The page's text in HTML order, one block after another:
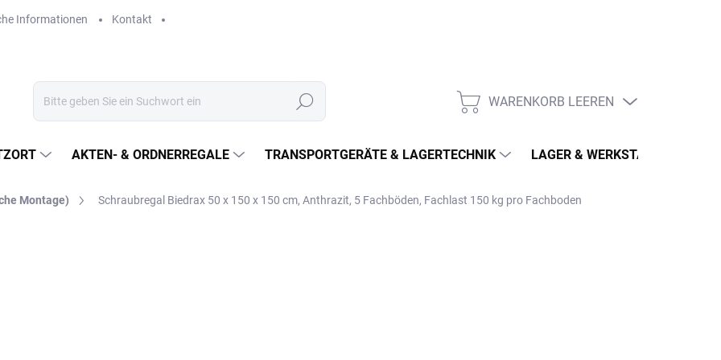
Informationen Kontakt
Suchen WARENKORB
WARENKORB LEEREN
AKTEN- & ORDNERREGALE TRANSPORTGERÄTE & LAGERTECHNIK LAGER & WERKSTATT
Montage) Schraubregal Biedrax 50 x 150 x 150 cm, Anthrazit, 5 Fachböden, Fachlast 150 kg pro Fachboden